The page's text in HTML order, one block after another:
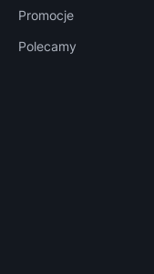
Promocje
Polecamy